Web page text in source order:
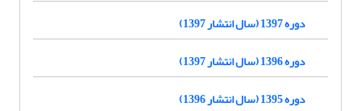
دوره 1397 (سال انتشار 1397)
دوره 1396 (سال انتشار 1397)
دوره 1395 (سال انتشار 1396)